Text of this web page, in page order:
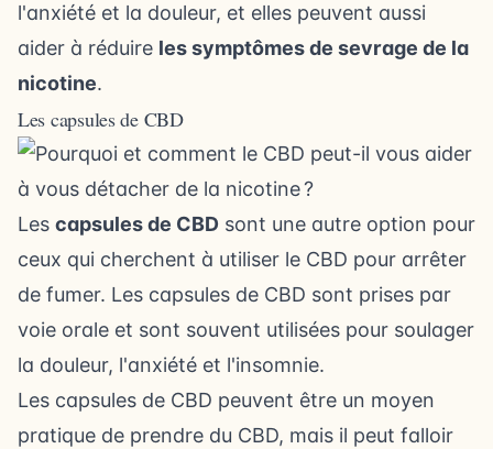
l'anxiété et la douleur, et elles peuvent aussi
aider à réduire les symptômes de sevrage de la
nicotine.
Les capsules de CBD
Les capsules de CBD sont une autre option pour
ceux qui cherchent à utiliser le CBD pour arrêter
de fumer. Les capsules de CBD sont prises par
voie orale et sont souvent utilisées pour soulager
la douleur, l'anxiété et l'insomnie.
Les capsules de CBD peuvent être un moyen
pratique de prendre du CBD, mais il peut falloir